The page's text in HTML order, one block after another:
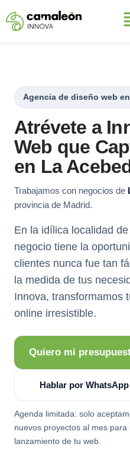
Saltar
Agencia de diseño web
Atrévete a
Web que
en La
Trabajamos con negocios de
provincia de Madrid.
En la idílica localidad
negocio tiene la
clientes nunca fue tan
la medida de tus
Innova, transformamos
online irresistible.
Quiero mi
Hablar por
Agenda limitada: solo
nuevos proyectos al mes
lanzamiento de tu web.